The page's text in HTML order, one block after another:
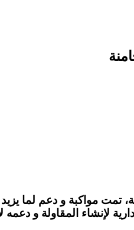
لإنشاء المقاولة و دعمه